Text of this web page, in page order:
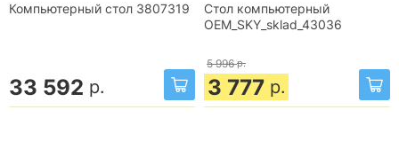
Компьютерный стол 3807319
33 592 р.
Стол компьютерный
OEM_SKY_sklad_43036
5 996 р.
3 777 р.